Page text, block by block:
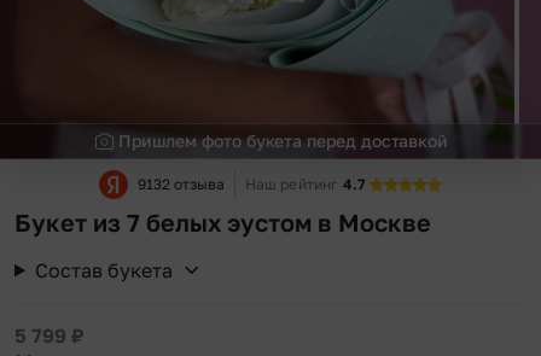
Пришлем фото букета перед доставкой
9132 отзыва Наш рейтинг 4.7
Букет из 7 белых эустом в Москве
Состав букета
5 799 ₽